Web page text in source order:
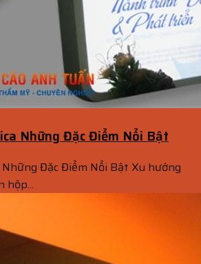
Những Đặc Điểm Nổi Bật
Đặc Điểm Nổi Bật Xu hướng
hộp...